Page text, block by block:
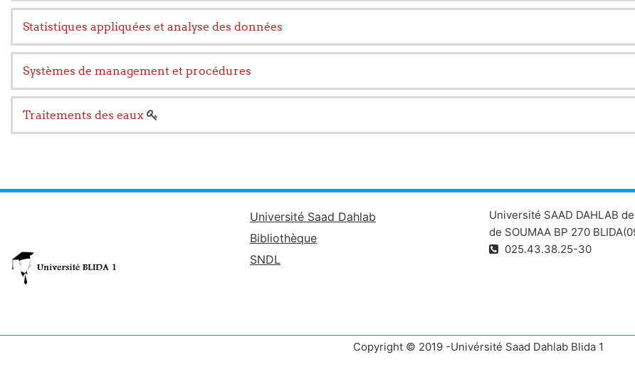
Statistiques appliquées et analyse des données
Systèmes de management et procédures
Traitements des eaux
Université Saad Dahlab
Bibliothèque
SNDL
Université SAAD DAHLAB
de SOUMAA BP 270
025.43.38.25-30
Copyright © 2019 -Univérsité Saad Dahlab Blida 1